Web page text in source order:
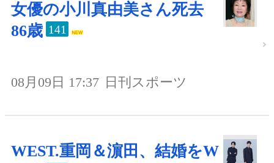
女優の小川真由美さん死去
86歳 141
08月09日 17:37 日刊スポーツ
WEST.重岡＆濵田、結婚をW